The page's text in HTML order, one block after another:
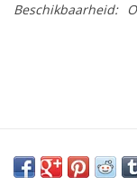
Beschikbaarheid: